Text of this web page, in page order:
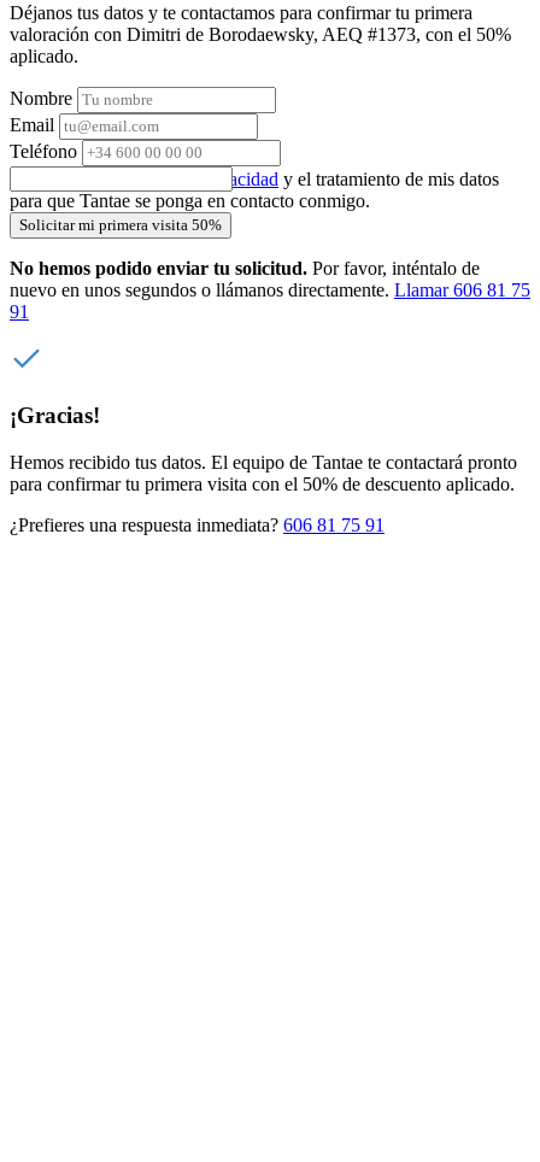
Déjanos tus datos y te contactamos para confirmar tu primera
valoración con Dimitri de Borodaewsky, AEQ #1373, con el 50%
aplicado.
Nombre
Email
Teléfono
política de privacidad y el tratamiento de mis datos
para que Tantae se ponga en contacto conmigo.
Solicitar mi primera visita 50%
No hemos podido enviar tu solicitud. Por favor, inténtalo de
nuevo en unos segundos o llámanos directamente. Llamar 606 81 75
91
¡Gracias!
Hemos recibido tus datos. El equipo de Tantae te contactará pronto
para confirmar tu primera visita con el 50% de descuento aplicado.
¿Prefieres una respuesta inmediata? 606 81 75 91